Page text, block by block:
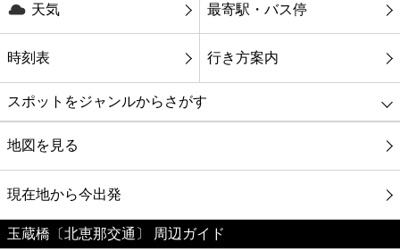
天気 最寄駅・バス停
時刻表 行き方案内
スポットをジャンルからさがす
グルメ
映画
美容
地図を見る
現在地から今出発
玉蔵橋〔北恵那交通〕 周辺ガイド